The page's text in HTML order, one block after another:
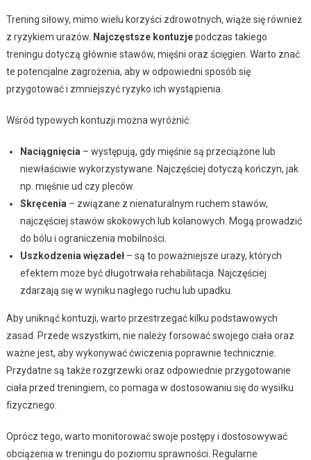
Trening siłowy, mimo wielu korzyści zdrowotnych, wiąże się również
z ryzykiem urazów. Najczęstsze kontuzjepodczas takiego
treningu dotyczą głównie stawów, mięśni oraz ścięgien. Warto znać
te potencjalne zagrożenia, aby w odpowiedni sposób się
przygotować i zmniejszyć ryzyko ich wystąpienia.
Wśród typowych kontuzji można wyróżnić:
Naciągnięcia – występują, gdy mięśnie są przeciążone lub
niewłaściwie wykorzystywane. Najczęściej dotyczą kończyn, jak
np. mięśnie ud czy pleców.
Skręcenia – związane z nienaturalnym ruchem stawów,
najczęściej stawów skokowych lub kolanowych. Mogą prowadzić
do bólu i ograniczenia mobilności.
Uszkodzenia więzadeł– są to poważniejsze urazy, których
efektem może być długotrwała rehabilitacja. Najczęściej
zdarzają się w wyniku nagłego ruchu lub upadku.
Aby uniknąć kontuzji, warto przestrzegać kilku podstawowych
zasad. Przede wszystkim, nie należy forsować swojego ciała oraz
ważne jest, aby wykonywać ćwiczenia poprawnie technicznie.
Przydatne są także rozgrzewki oraz odpowiednie przygotowanie
ciała przed treningiem, co pomaga w dostosowaniu się do wysiłku
fizycznego.
Oprócz tego, warto monitorować swoje postępy i dostosowywać
obciążenia w treningu do poziomu sprawności. Regularne